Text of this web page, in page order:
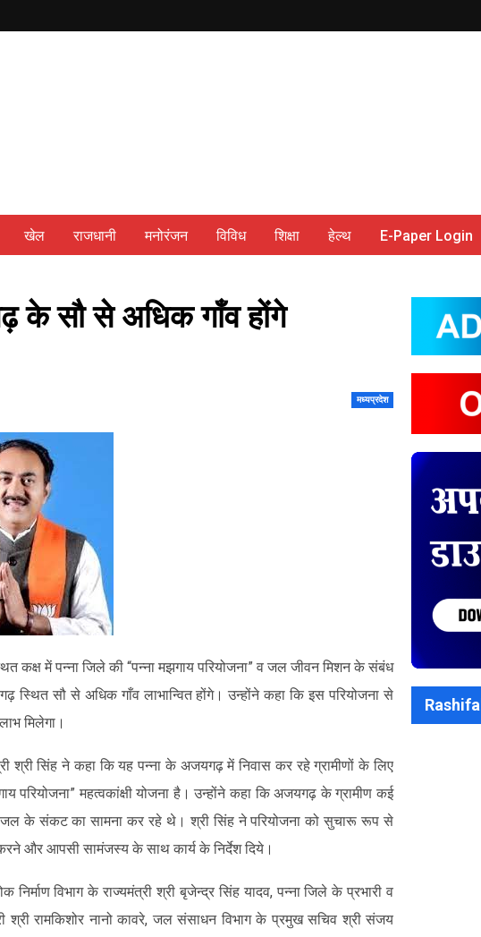
खेल राजधानी मनोरंजन विविध शिक्षा हेल्थ E-Paper Login
के सौ से अधिक गाँव होंगे
मध्यप्रदेश
कक्ष में पन्ना जिले की “पन्ना मझगाय परियोजना” व जल जीवन मिशन के संबंध
स्थित सौ से अधिक गाँव लाभान्वित होंगे। उन्होंने कहा कि इस परियोजना से
मिलेगा।
श्री सिंह ने कहा कि यह पन्ना के अजयगढ़ में निवास कर रहे ग्रामीणों के लिए
परियोजना” महत्वकांक्षी योजना है। उन्होंने कहा कि अजयगढ़ के ग्रामीण कई
के संकट का सामना कर रहे थे। श्री सिंह ने परियोजना को सुचारू रूप से
और आपसी सामंजस्य के साथ कार्य के निर्देश दिये।
निर्माण विभाग के राज्यमंत्री श्री बृजेन्द्र सिंह यादव, पन्ना जिले के प्रभारी व
श्री रामकिशोर नानो कावरे, जल संसाधन विभाग के प्रमुख सचिव श्री संजय
Rashifal